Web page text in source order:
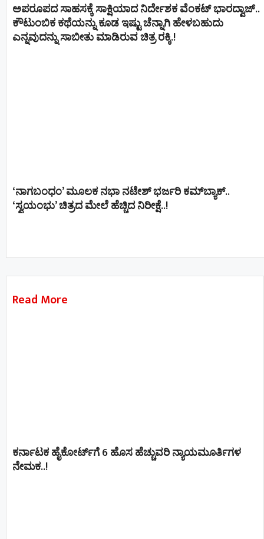
ಅಪರೂಪದ ಸಾಹಸಕ್ಕೆ ಸಾಕ್ಷಿಯಾದ ನಿರ್ದೇಶಕ ವೆಂಕಟ್ ಭಾರದ್ವಾಜ್..
ಕೌಟುಂಬಿಕ ಕಥೆಯನ್ನು ಕೂಡ ಇಷ್ಟು ಚೆನ್ನಾಗಿ ಹೇಳಬಹುದು
ಎನ್ನವುದನ್ನು ಸಾಬೀತು ಮಾಡಿರುವ ಚಿತ್ರ ರಕ್ಕಿ.!
‘ನಾಗಬಂಧಂ’ ಮೂಲಕ ನಭಾ ನಟೇಶ್ ಭರ್ಜರಿ ಕಮ್‌ಬ್ಯಾಕ್..
‘ಸ್ವಯಂಭು’ ಚಿತ್ರದ ಮೇಲೆ ಹೆಚ್ಚಿದ ನಿರೀಕ್ಷೆ..!
Read More
ಕರ್ನಾಟಕ ಹೈಕೋರ್ಟ್‌ಗೆ 6 ಹೊಸ ಹೆಚ್ಚುವರಿ ನ್ಯಾಯಮೂರ್ತಿಗಳ
ನೇಮಕ..!